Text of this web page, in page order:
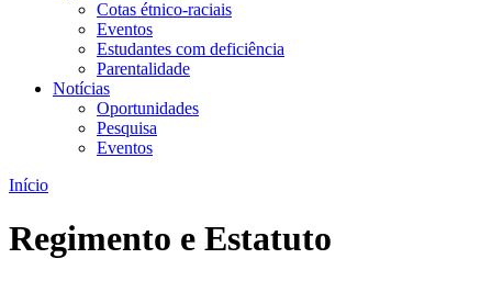
Cotas étnico-raciais
Eventos
Estudantes com deficiência
Parentalidade
Notícias
Oportunidades
Pesquisa
Eventos
Início
Regimento e Estatuto